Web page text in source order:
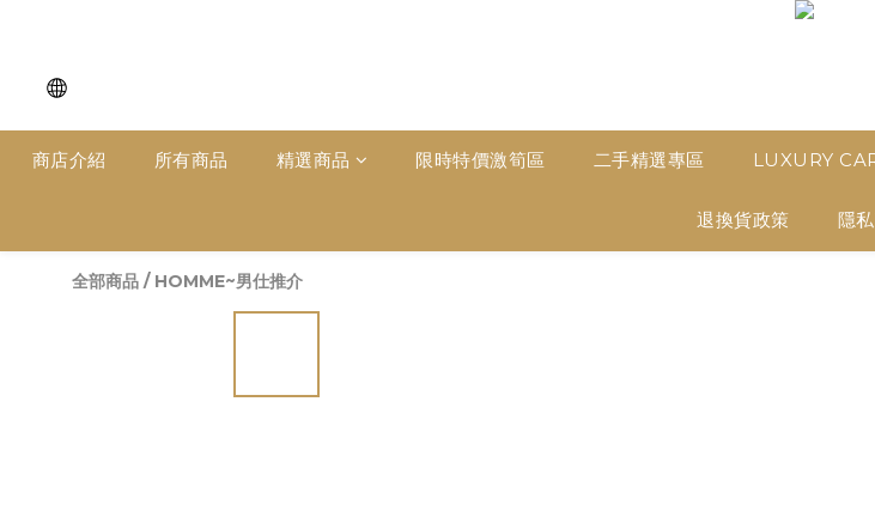
商店介紹 所有商品 精選商品 限時特價激筍區 二手精選專區 LUXURY
退換貨政策 隱
全部商品 / HOMME~男仕推介